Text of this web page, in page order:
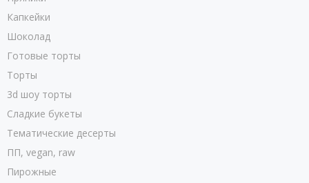
Капкейки
Шоколад
Готовые торты
Торты
3d шоу торты
Сладкие букеты
Тематические десерты
ПП, vegan, raw
Пирожные